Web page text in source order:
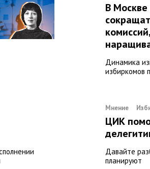
В
Динамика
избиркомов
Мнение
ЦИК
Давайте
планируют